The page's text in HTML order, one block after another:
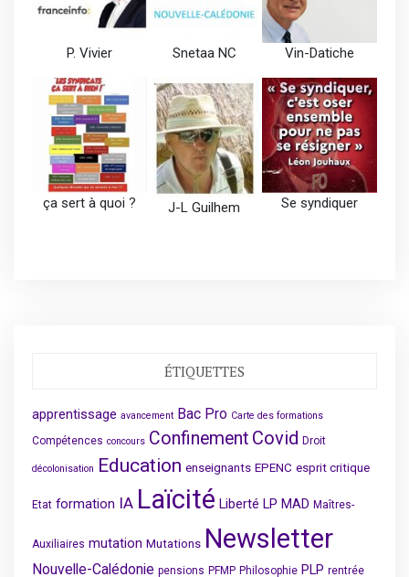
P. Vivier Snetaa NC Vin-Datiche
ça sert à quoi ? J-L Guilhem Se syndiquer
ÉTIQUETTES
apprentissage avancement Bac Pro Carte des formations
Compétences concours Confinement Covid Droit
décolonisation Education enseignants EPENC esprit critique
Etat formation IA Laïcité Liberté LP MAD Maîtres-
Auxiliaires mutation Mutations Newsletter
Nouvelle-Calédonie pensions PFMP Philosophie PLP rentrée